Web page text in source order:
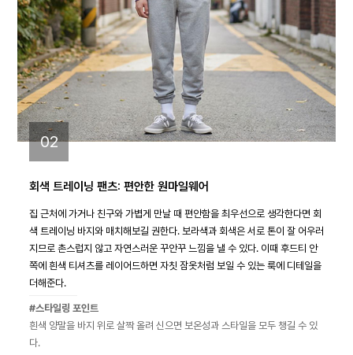
02
회색 트레이닝 팬츠: 편안한 원마일웨어
집 근처에 가거나 친구와 가볍게 만날 때 편안함을 최우선으로 생각한다면 회
색 트레이닝 바지와 매치해보길 권한다. 보라색과 회색은 서로 톤이 잘 어우러
지므로 촌스럽지 않고 자연스러운 꾸안꾸 느낌을 낼 수 있다. 이때 후드티 안
쪽에 흰색 티셔츠를 레이어드하면 자칫 잠옷처럼 보일 수 있는 룩에 디테일을
더해준다.
#스타일링 포인트
흰색 양말을 바지 위로 살짝 올려 신으면 보온성과 스타일을 모두 챙길 수 있
다.